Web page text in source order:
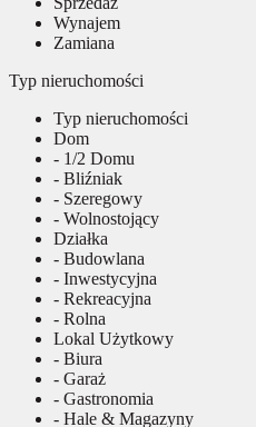
Wynajem
Zamiana
Typ nieruchomości
Typ nieruchomości
Dom
- 1/2 Domu
- Bliźniak
- Szeregowy
- Wolnostojący
Działka
- Budowlana
- Inwestycyjna
- Rekreacyjna
- Rolna
Lokal Użytkowy
- Biura
- Garaż
- Gastronomia
- Hale & Magazyny